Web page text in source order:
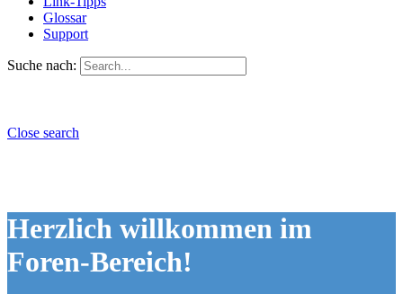
Glossar
Support
Suche nach:
Close search
Herzlich willkommen im
Foren-Bereich!